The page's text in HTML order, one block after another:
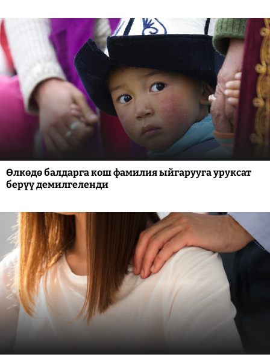
Өлкөдө балдарга кош фамилия ыйгарууга уруксат
берүү демилгеленди